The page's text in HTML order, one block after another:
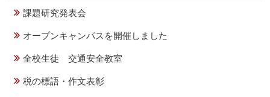
課題研究発表会
オープンキャンパスを開催しました
全校生徒 交通安全教室
税の標語・作文表彰